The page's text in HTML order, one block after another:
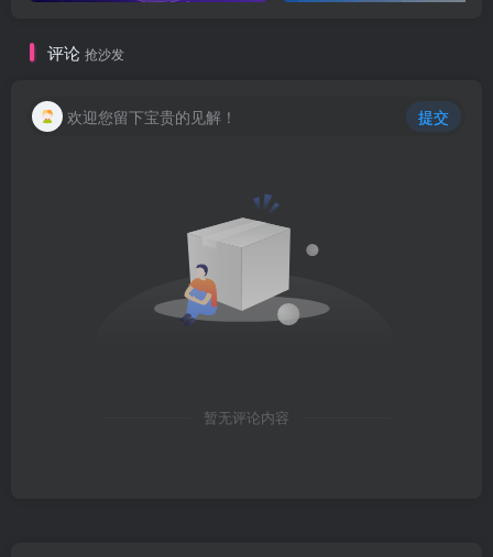
评论 抢沙发
欢迎您留下宝贵的见解！ 提交
暂无评论内容